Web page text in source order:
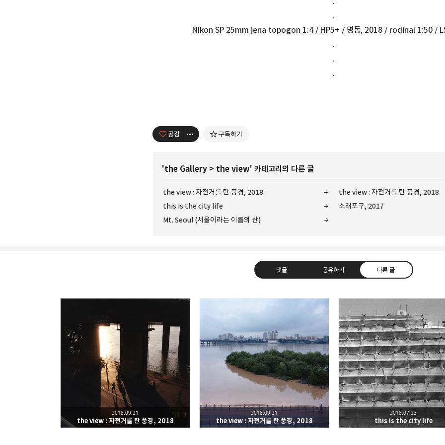
.
NIkon SP 25mm jena topogon 1:4 / HP5+ / 명동, 2018 / rodinal 1:50 /
.
.
.
공감 구독하기
'the Gallery > the view' 카테고리의 다른 글
the view : 자전거를 탄 풍경, 2018
the view : 자전거를 탄 풍경, 2018
this is the city life
소래포구, 2017
Mt. Seoul (서울이라는 이름의 산)
댓글 공유하기 다른 글
Leica Sisyphus
One must imagine Sisyphus happy.
구독하기
카카오톡 라인 트위터 Facebook 카카오스토
네이버 블로그 Pocket Evernote
the view : 자전거를 탄 풍경, 2018
2018.09.21
the view : 자전거를 탄 풍경, 2018
2018.09.21
this is the city life
2018.07.23